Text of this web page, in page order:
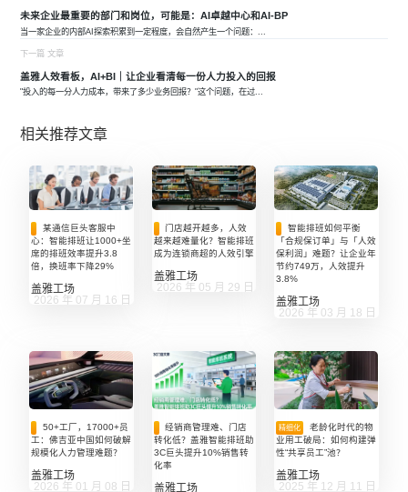
未来企业最重要的部门和岗位，可能是：AI卓越中心和AI-BP
当一家企业的内部AI探索积累到一定程度，会自然产生一个问题：...
下一篇 文章
盖雅人效看板，AI+BI｜让企业看清每一份人力投入的回报
"投入的每一分人力成本，带来了多少业务回报？"这个问题，在过...
相关推荐文章
某通信巨头客服中
心：智能排班让1000+坐
席的排班效率提升3.8
倍，换班率下降29%
盖雅工场
2026 年 07 月 16 日
门店越开越多，人效
越来越难量化？智能排班
成为连锁商超的人效引擎
盖雅工场
2026 年 05 月 29 日
智能排班如何平衡
「合规保订单」与「人效
保利润」难题？让企业年
节约749万，人效提升
3.8%
盖雅工场
2026 年 03 月 18 日
50+工厂，17000+员
工：佛吉亚中国如何破解
规模化人力管理难题？
盖雅工场
2026 年 01 月 08 日
经销商管理难、门店
转化低？盖雅智能排班助
3C巨头提升10%销售转
化率
盖雅工场
精细化
老龄化时代的物
业用工破局：如何构建弹
性“共享员工”池？
盖雅工场
2025 年 12 月 11 日